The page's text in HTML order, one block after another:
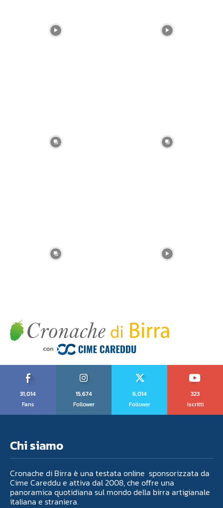
31,014
Fans
15,674
Follower
6,014
Follower
323
Iscritti
Chi siamo
Cronache di Birra è una testata online sponsorizzata da
Cime Careddu e attiva dal 2008, che offre una
panoramica quotidiana sul mondo della birra artigianale
italiana e straniera.